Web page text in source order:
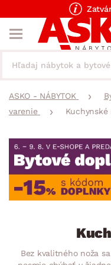
ASKO - NÁBYTOK
varenie
Kuchynské
Bez kvalitného noža